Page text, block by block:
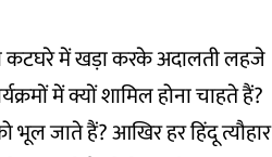
कटघरे में खड़ा करके अदालती लहजे
में क्यों शामिल होना चाहते हैं?
जाते हैं? आखिर हर हिंदू त्यौहार